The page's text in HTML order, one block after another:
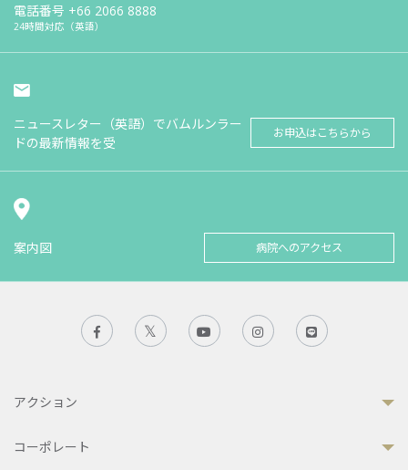
電話番号 +66 2066 8888
24時間対応（英語）
ニュースレター（英語）でバムルンラー
ドの最新情報を受
お申込はこちらから
案内図 病院へのアクセス
アクション
コーポレート